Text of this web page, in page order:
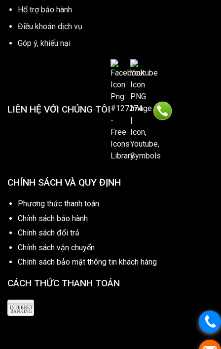
Hổ trợ bảo hành
Điều khoản dịch vụ
Góp ý, khiếu nại
LIÊN HỆ VỚI CHÚNG TÔI
CHÍNH SÁCH VÀ QUY ĐỊNH
Phương thức thanh toán
Chính sách bảo hành
Chính sách đổi trả
Chính sách vận chuyển
Chính sách bảo mật thông tin khách hàng
CÁCH THỨC THANH TOÁN